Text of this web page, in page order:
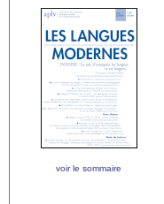
voir le sommaire